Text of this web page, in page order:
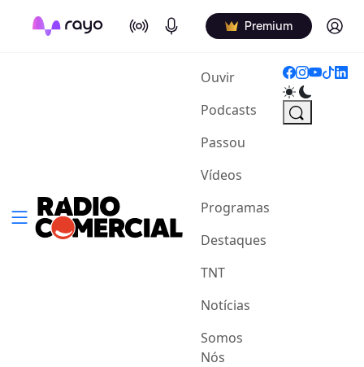
On Air Podcasts Premium Log in
Ouvir(current)
Podcasts
Passou
Vídeos
Programas
Destaques
TNT
Notícias
Somos
Nós